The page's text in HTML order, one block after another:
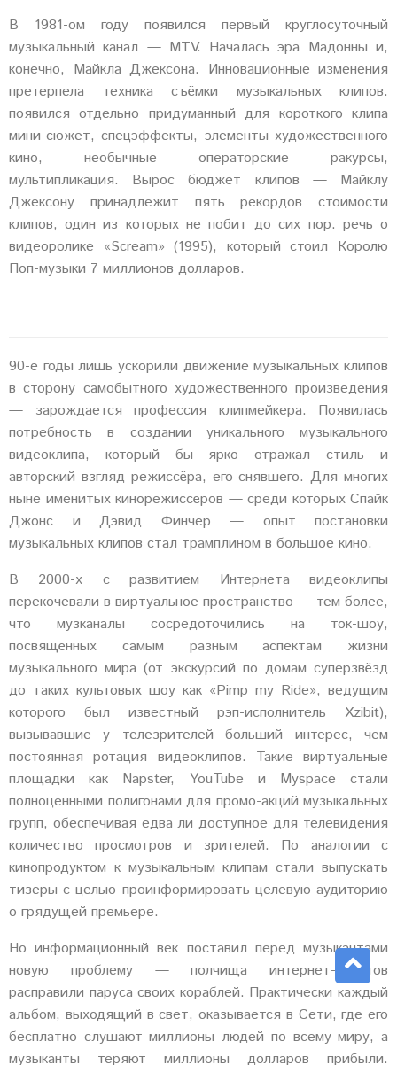
В 1981-ом году появился первый круглосуточный
музыкальный канал — MTV. Началась эра Мадонны и,
конечно, Майкла Джексона. Инновационные изменения
претерпела техника съёмки музыкальных клипов:
появился отдельно придуманный для короткого клипа
мини-сюжет, спецэффекты, элементы художественного
кино, необычные операторские ракурсы,
мультипликация. Вырос бюджет клипов — Майклу
Джексону принадлежит пять рекордов стоимости
клипов, один из которых не побит до сих пор: речь о
видеоролике «Scream» (1995), который стоил Королю
Поп-музыки 7 миллионов долларов.
90-е годы лишь ускорили движение музыкальных клипов
в сторону самобытного художественного произведения
— зарождается профессия клипмейкера. Появилась
потребность в создании уникального музыкального
видеоклипа, который бы ярко отражал стиль и
авторский взгляд режиссёра, его снявшего. Для многих
ныне именитых кинорежиссёров — среди которых Спайк
Джонс и Дэвид Финчер — опыт постановки
музыкальных клипов стал трамплином в большое кино.
В 2000-х с развитием Интернета видеоклипы
перекочевали в виртуальное пространство — тем более,
что музканалы сосредоточились на ток-шоу,
посвящённых самым разным аспектам жизни
музыкального мира (от экскурсий по домам суперзвёзд
до таких культовых шоу как «Pimp my Ride», ведущим
которого был известный рэп-исполнитель Xzibit),
вызывавшие у телезрителей больший интерес, чем
постоянная ротация видеоклипов. Такие виртуальные
площадки как Napster, YouTube и Myspace стали
полноценными полигонами для промо-акций музыкальных
групп, обеспечивая едва ли доступное для телевидения
количество просмотров и зрителей. По аналогии с
кинопродуктом к музыкальным клипам стали выпускать
тизеры с целью проинформировать целевую аудиторию
о грядущей премьере.
Но информационный век поставил перед музыкантами
новую проблему — полчища интернет-пиратов
расправили паруса своих кораблей. Практически каждый
альбом, выходящий в свет, оказывается в Сети, где его
бесплатно слушают миллионы людей по всему миру, а
музыканты теряют миллионы долларов прибыли.